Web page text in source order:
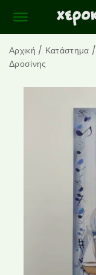
Αρχική / Κατάστημα /
Δροσίνης